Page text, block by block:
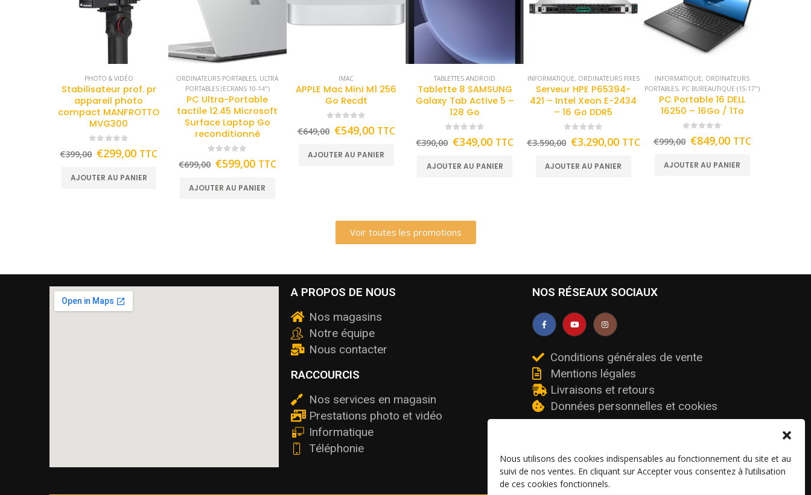
Nous utilisons des cookies indispensables au fonctionnement du site et au
suivi de nos ventes. En cliquant sur Accepter vous consentez à l’utilisation
de ces cookies fonctionnels.
PHOTO & VIDÉO
Stabilisateur prof. pr
appareil photo
compact MANFROTTO
MVG300
€399,00 €299,00 TTC
AJOUTER AU PANIER
ORDINATEURS PORTABLES, ULTRA
PORTABLES (ECRANS 10-14")
PC Ultra-Portable
tactile 12.45 Microsoft
Surface Laptop Go
reconditionné
€699,00 €599,00 TTC
AJOUTER AU PANIER
IMAC
APPLE Mac Mini M1 256
Go Recdt
€649,00 €549,00 TTC
AJOUTER AU PANIER
TABLETTES ANDROID
Tablette 8 SAMSUNG
Galaxy Tab Active 5 –
128 Go
€390,00 €349,00 TTC
AJOUTER AU PANIER
INFORMATIQUE, ORDINATEURS FIXES
Serveur HPE P65394-
421 – Intel Xeon E-2434
– 16 Go DDR5
€3.590,00 €3.290,00 TTC
AJOUTER AU PANIER
INFORMATIQUE, ORDINATEURS
PORTABLES, PC BUREAUTIQUE (15-17")
PC Portable 16 DELL
16250 – 16Go / 1To
€999,00 €849,00 TTC
AJOUTER AU PANIER
Voir toutes les promotions
A PROPOS DE NOUS
Nos magasins
Notre équipe
Nous contacter
RACCOURCIS
Nos services en magasin
Prestations photo et vidéo
Informatique
Téléphonie
NOS RÉSEAUX SOCIAUX
Conditions générales de vente
Mentions légales
Livraisons et retours
Données personnelles et cookies